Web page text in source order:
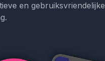
en gebruiksvriendelijke